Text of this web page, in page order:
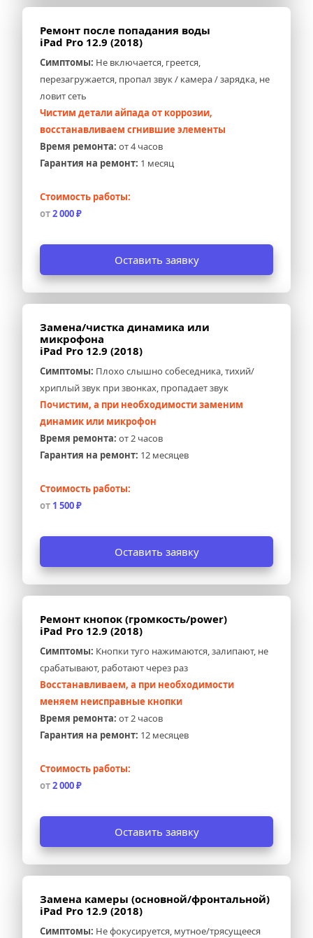
Ремонт после попадания воды
iPad Pro 12.9 (2018)
Симптомы: Не включается, греется,
перезагружается, пропал звук / камера / зарядка, не
ловит сеть
Чистим детали айпада от коррозии,
восстанавливаем сгнившие элементы
Время ремонта: от 4 часов
Гарантия на ремонт: 1 месяц
Стоимость работы:
от 2 000 ₽
Оставить заявку
Замена/чистка динамика или
микрофона
iPad Pro 12.9 (2018)
Симптомы: Плохо слышно собеседника, тихий/
хриплый звук при звонках, пропадает звук
Почистим, а при необходимости заменим
динамик или микрофон
Время ремонта: от 2 часов
Гарантия на ремонт: 12 месяцев
Стоимость работы:
от 1 500 ₽
Оставить заявку
Ремонт кнопок (громкость/power)
iPad Pro 12.9 (2018)
Симптомы: Кнопки туго нажимаются, залипают, не
срабатывают, работают через раз
Восстанавливаем, а при необходимости
меняем неисправные кнопки
Время ремонта: от 2 часов
Гарантия на ремонт: 12 месяцев
Стоимость работы:
от 2 000 ₽
Оставить заявку
Замена камеры (основной/фронтальной)
iPad Pro 12.9 (2018)
Симптомы: Не фокусируется, мутное/трясущееся